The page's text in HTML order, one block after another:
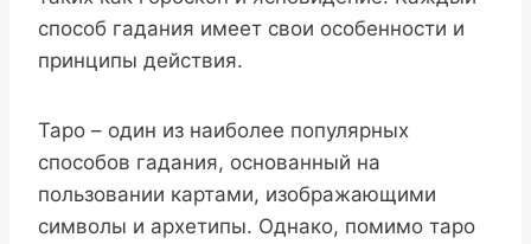
способ гадания имеет свои особенности и
принципы действия.
Таро – один из наиболее популярных
способов гадания, основанный на
пользовании картами, изображающими
символы и архетипы. Однако, помимо таро